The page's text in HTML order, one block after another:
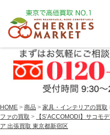
HOME > 商品 > 家具・インテリアの買取
ファの買取 >
【S’ACCOMODI】サコモ
ア 出張買取 東京都新宿区